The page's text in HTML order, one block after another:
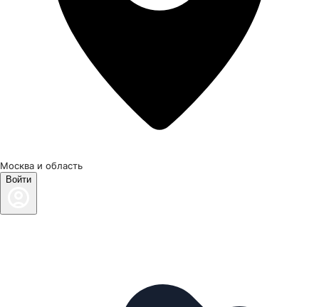
Москва и область
Войти